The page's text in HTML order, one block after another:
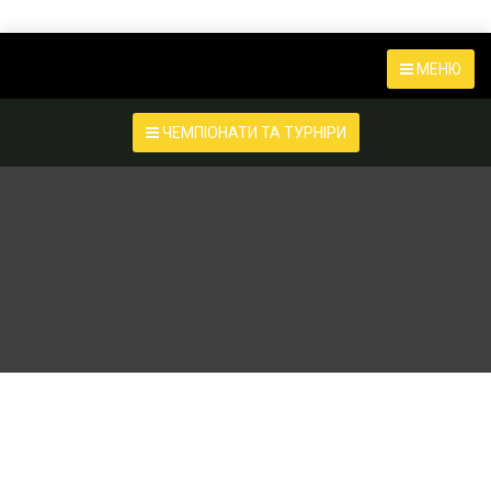
МЕНЮ
ЧЕМПІОНАТИ ТА ТУРНІРИ